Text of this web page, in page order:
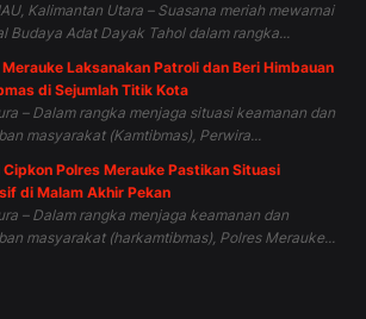
Kalimantan Utara – Suasana meriah mewarnai
Budaya Adat Dayak Tahol dalam rangka...
Laksanakan Patroli dan Beri Himbauan
di Sejumlah Titik Kota
– Dalam rangka menjaga situasi keamanan dan
masyarakat (Kamtibmas), Perwira...
Polres Merauke Pastikan Situasi
di Malam Akhir Pekan
– Dalam rangka menjaga keamanan dan
masyarakat (harkamtibmas), Polres Merauke...